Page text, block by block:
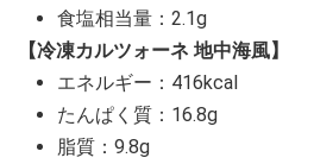
食塩相当量：2.1g
【冷凍カルツォーネ 地中海風】
エネルギー：416kcal
たんぱく質：16.8g
脂質：9.8g